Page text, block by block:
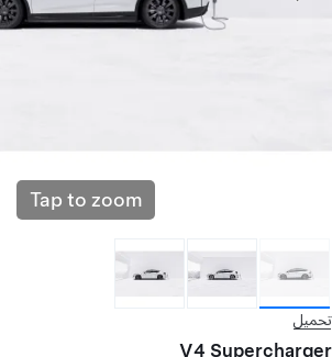
Tap to zoom
تحميل
V4 Supercharger